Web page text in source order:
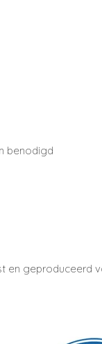
benodigd
geproduceerd